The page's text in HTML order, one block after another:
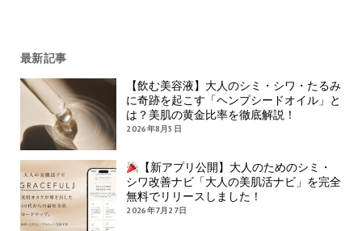
最新記事
【飲む美容液】大人のシミ・シワ・たるみ
に奇跡を起こす「ヘンプシードオイル」と
は？美肌の黄金比率を徹底解説！
2026年8月5日
【新アプリ公開】大人のためのシミ・
シワ改善ナビ「大人の美肌活ナビ」を完全
無料でリリースしました！
2026年7月27日